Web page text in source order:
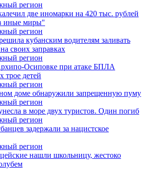
регион
две иномарки на 420 тыс. рублей
иные миры"
регион
кубанским водителям заливать
своих заправках
регион
Осиповке при атаке БПЛА
трое детей
регион
доме обнаружили запрещенную пуму
регион
в море двух туристов. Один погиб
регион
задержали за нацистское
регион
нашли школьницу, жестоко